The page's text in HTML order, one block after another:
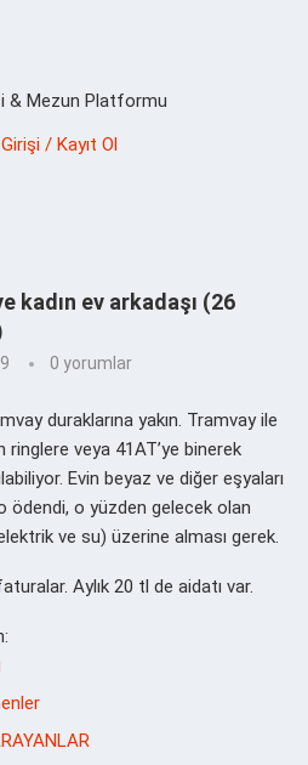
& Mezun Platformu
/ Kayıt Ol
kadın ev arkadaşı (26
0 yorumlar
duraklarına yakın. Tramvay ile
ringlere veya 41AT’ye binerek
Evin beyaz ve diğer eşyaları
ödendi, o yüzden gelecek olan
ve su) üzerine alması gerek.
Aylık 20 tl de aidatı var.